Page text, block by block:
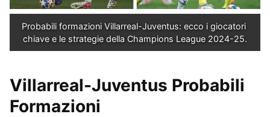
Probabili formazioni Villarreal-Juventus: ecco i giocatori
chiave e le strategie della Champions League 2024-25.
Villarreal-Juventus Probabili
Formazioni